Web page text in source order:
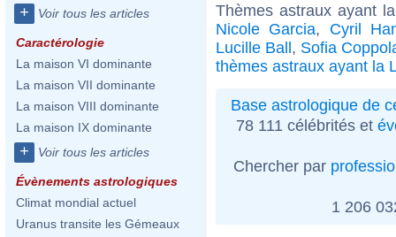
+ Voir tous les articles
Caractérologie
La maison VI dominante
La maison VII dominante
La maison VIII dominante
La maison IX dominante
+ Voir tous les articles
Évènements astrologiques
Climat mondial actuel
Uranus transite les Gémeaux
Thèmes astraux ayant
Nicole Garcia, Cyril
Lucille Ball, Sofia
thèmes astraux ayant la
Base astrologique de
78 111 célébrités et
Chercher par
1 206